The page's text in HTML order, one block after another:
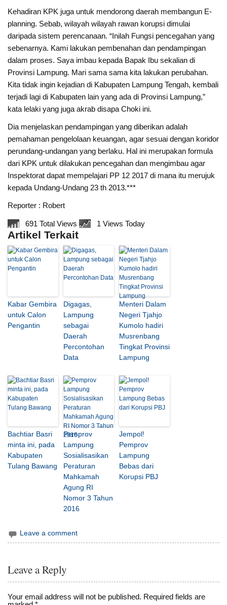
Kehadiran KPK juga untuk mendorong daerah membangun E-
planning. Sebab, wilayah wilayah rawan korupsi dimulai
daripada sistem perencanaan. “Inilah Fungsi pencegahan yang
sebenarnya. Kami lakukan pembenahan dan pendampingan
dalam proses. Saya imbau kepada Bapak Ibu sekalian di
Provinsi Lampung. Mari sama sama kita lakukan perubahan.
Kita tidak ingin kejadian di Kabupaten Lampung Tengah, kembali
terjadi lagi di Kabupaten lain yang ada di Provinsi Lampung,”
kata lelaki yang juga akrab disapa Choki ini.
Dia menjelaskan pendampingan yang diberikan adalah
pemahaman pengelolaan keuangan, agar sesuai dengan koridor
perundang-undangan yang berlaku. Hal ini merupakan formula
dari KPK untuk dilakukan pencegahan dan mengimbau agar
Inspektorat dapat mempelajari PP 12 2017 di mana itu merujuk
kepada Undang-Undang 23 th 2013.***
Reporter : Robert
691 Total Views 1 Views Today
Artikel Terkait
Kabar Gembira
untuk Calon
Pengantin
Digagas,
Lampung
sebagai
Daerah
Percontohan
Data
Menteri Dalam
Negeri Tjahjo
Kumolo hadiri
Musrenbang
Tingkat Provinsi
Lampung
Bachtiar Basri
minta ini, pada
Kabupaten
Tulang Bawang
Pemprov
Lampung
Sosialisasikan
Peraturan
Mahkamah
Agung RI
Nomor 3 Tahun
2016
Jempol!
Pemprov
Lampung
Bebas dari
Korupsi PBJ
Leave a comment
Leave a Reply
Your email address will not be published. Required fields are